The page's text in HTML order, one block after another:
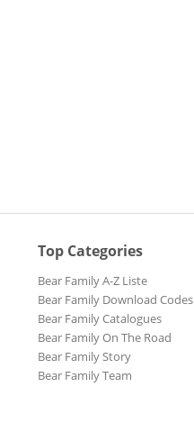
Top Categories
Bear Family A-Z Liste
Bear Family Download Codes
Bear Family Catalogues
Bear Family On The Road
Bear Family Story
Bear Family Team